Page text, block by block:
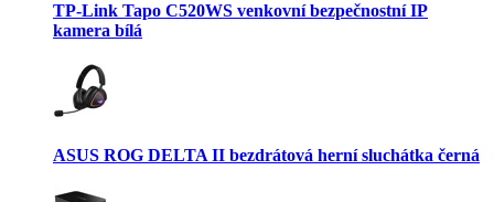
TP-Link Tapo C520WS venkovní bezpečnostní IP
kamera bílá
ASUS ROG DELTA II bezdrátová herní sluchátka černá